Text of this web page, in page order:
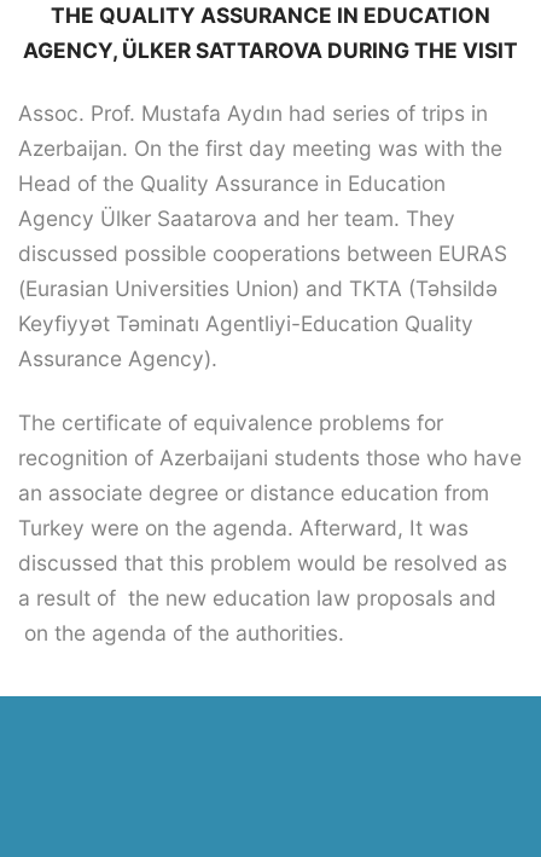
THE QUALITY ASSURANCE IN EDUCATION
AGENCY, ÜLKER SATTAROVA DURING THE VISIT
Assoc. Prof. Mustafa Aydın had series of trips in
Azerbaijan. On the first day meeting was with the
Head of the Quality Assurance in Education
Agency Ülker Saatarova and her team. They
discussed possible cooperations between EURAS
(Eurasian Universities Union) and TKTA (Təhsildə
Keyfiyyət Təminatı Agentliyi-Education Quality
Assurance Agency).
The certificate of equivalence problems for
recognition of Azerbaijani students those who have
an associate degree or distance education from
Turkey were on the agenda. Afterward, It was
discussed that this problem would be resolved as
a result of the new education law proposals and
on the agenda of the authorities.